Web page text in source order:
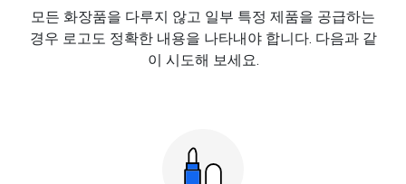
모든 화장품을 다루지 않고 일부 특정 제품을 공급하는
경우 로고도 정확한 내용을 나타내야 합니다. 다음과 같
이 시도해 보세요.